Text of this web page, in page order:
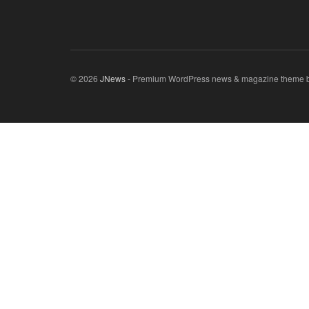
© 2026 JNews- Premium WordPress news & magazine theme